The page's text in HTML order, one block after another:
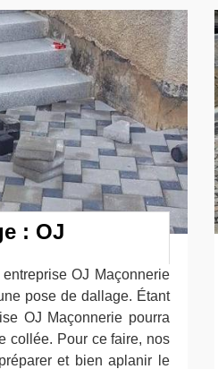
: OJ
OJ Maçonnerie
pose de dallage. Étant
OJ Maçonnerie pourra
collée. Pour ce faire, nos
et bien aplanir le